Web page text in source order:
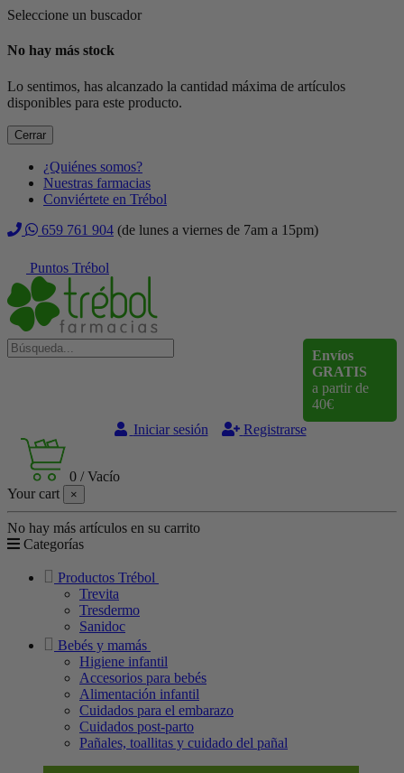
Seleccione un buscador
No hay más stock
Lo sentimos, has alcanzado la cantidad máxima de artículos
disponibles para este producto.
Cerrar
¿Quiénes somos?
Nuestras farmacias
Conviértete en Trébol
659 761 904 (de lunes a viernes de 7am a 15pm)
Puntos Trébol
Envíos
GRATIS
a partir de
40€
Iniciar sesión
Registrarse
0 /Vacío
Your cart
×
No hay más artículos en su carrito
Categorías
Productos Trébol
Trevita
Tresdermo
Sanidoc
Bebés y mamás
Higiene infantil
Accesorios para bebés
Alimentación infantil
Cuidados para el embarazo
Cuidados post-parto
Pañales, toallitas y cuidado del pañal